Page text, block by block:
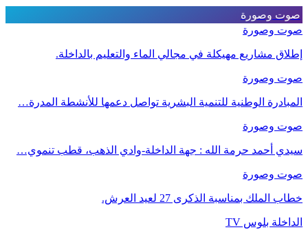
صوت وصورة
صوت وصورة
إطلاق مشاريع مهيكلة في مجالي الماء والتعليم بالداخلة.
صوت وصورة
المبادرة الوطنية للتنمية البشرية تواصل دعمها للأنشطة المدرة…
صوت وصورة
سيدي أحمد حرمة الله : جهة الداخلة-وادي الذهب، قطب تنموي…
صوت وصورة
خطاب الملك بمناسبة الذكرى 27 لعيد العرش.
الداخلة بلوس TV